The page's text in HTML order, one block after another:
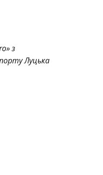
з
Луцька